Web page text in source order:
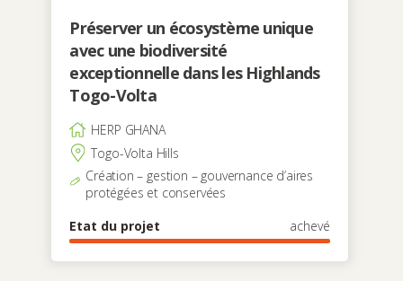
Préserver un écosystème unique
avec une biodiversité
exceptionnelle dans les Highlands
Togo-Volta
HERP GHANA
Togo-Volta Hills
Création – gestion – gouvernance d’aires
protégées et conservées
Etat du projet
achevé